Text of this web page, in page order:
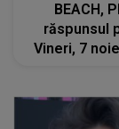
BEACH,
răspunsul
Vineri, 7